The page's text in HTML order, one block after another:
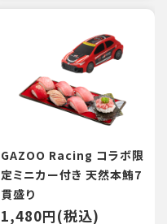
GAZOO Racing コラボ限
定ミニカー付き 天然本鮪7
貫盛り
1,480円(税込)